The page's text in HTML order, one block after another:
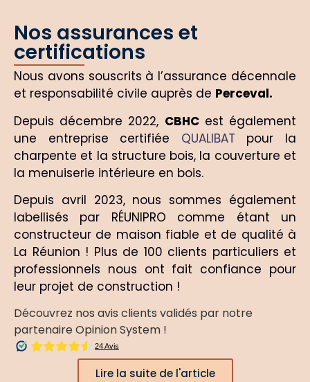
Nos assurances et
certifications
Nous avons souscrits à l’assurance décennale
et responsabilité civile auprès de Perceval.
Depuis décembre 2022, CBHCest également
une entreprise certifiée QUALIBAT pour la
charpente et la structure bois, la couverture et
la menuiserie intérieure en bois.
Depuis avril 2023, nous sommes également
labellisés par RÉUNIPRO comme étant un
constructeur de maison fiable et de qualité à
La Réunion ! Plus de 100 clients particuliers et
professionnels nous ont fait confiance pour
leur projet de construction !
Découvrez nos avis clients validés par notre
partenaire Opinion System !
Lire la suite de l'article